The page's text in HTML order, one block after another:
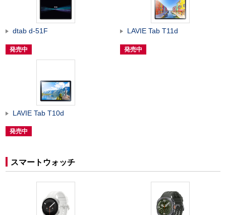
dtab d-51F
発売中
LAVIE Tab T11d
発売中
LAVIE Tab T10d
発売中
スマートウォッチ